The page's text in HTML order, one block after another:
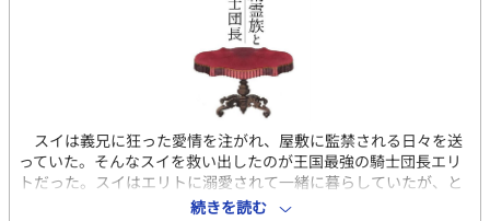
スイは義兄に狂った愛情を注がれ、屋敷に監禁される日々を送
っていた。そんなスイを救い出したのが王国最強の騎士団長エリ
トだった。スイはエリトに溺愛されて一緒に暮らしていたが、と
ある理由でエリトの前から姿を消した。 それから四年。スイは
続きを読む